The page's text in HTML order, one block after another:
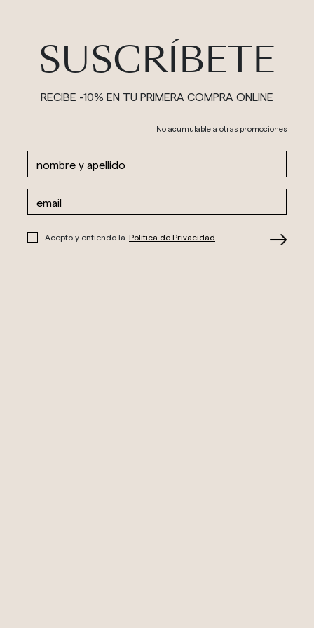
SUSCRÍBETE
RECIBE -10% EN TU PRIMERA COMPRA ONLINE
No acumulable a otras promociones
Acepto y entiendo la Política de Privacidad